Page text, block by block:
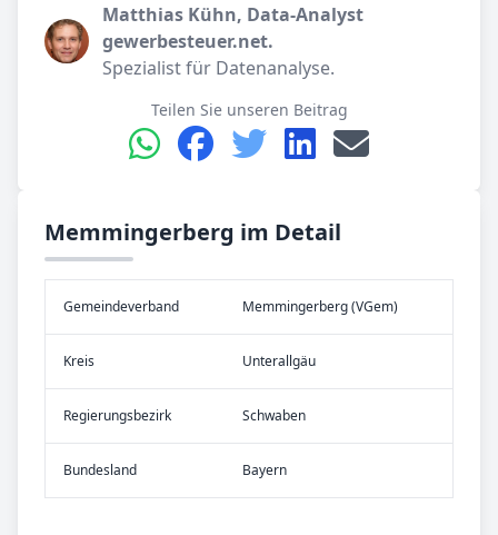
Matthias Kühn, Data-Analyst
gewerbesteuer.net.
Spezialist für Datenanalyse.
Teilen Sie unseren Beitrag
Memmingerberg im Detail
Gemeinde­verband Memmingerberg (VGem)
Kreis Unterallgäu
Re­gier­ungs­bezirk Schwaben
Bundes­land Bayern